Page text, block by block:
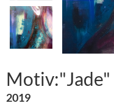
Motiv:"Jade"
2019